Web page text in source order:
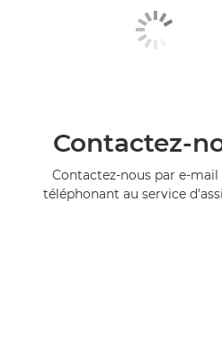
Contactez-
Contactez-nous par e-mail
téléphonant au service